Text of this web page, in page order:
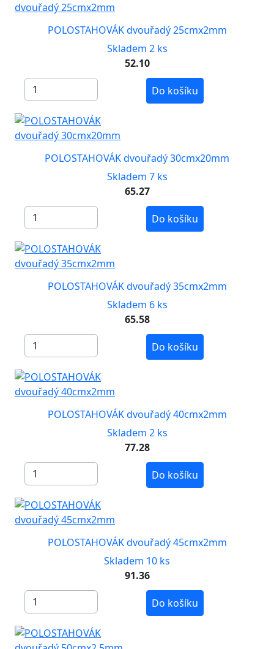
POLOSTAHOVÁK dvouřadý 25cmx2mm
Skladem 2 ks
52.10
Do košíku
POLOSTAHOVÁK dvouřadý 30cmx20mm
Skladem 7 ks
65.27
Do košíku
POLOSTAHOVÁK dvouřadý 35cmx2mm
Skladem 6 ks
65.58
Do košíku
POLOSTAHOVÁK dvouřadý 40cmx2mm
Skladem 2 ks
77.28
Do košíku
POLOSTAHOVÁK dvouřadý 45cmx2mm
Skladem 10 ks
91.36
Do košíku